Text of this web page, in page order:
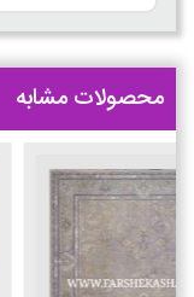
محصولات مشابه